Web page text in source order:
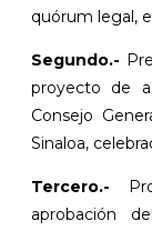
quórum legal,
Segundo.-
proyecto de
Consejo
Sinaloa,
Tercero.-
aprobación